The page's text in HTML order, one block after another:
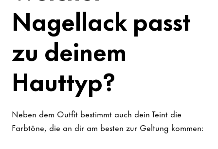
Nagellack passt
zu deinem
Hauttyp?
Neben dem Outfit bestimmt auch dein Teint die
Farbtöne, die an dir am besten zur Geltung kommen: